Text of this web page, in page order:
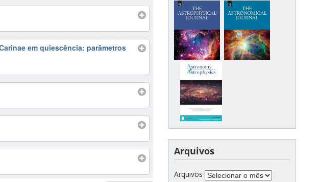
em quiescência: parâmetros
Arquivos
Arquivos